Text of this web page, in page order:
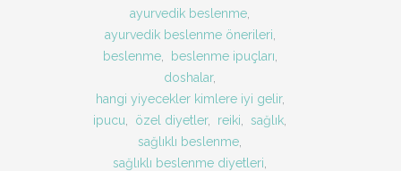
ayurvedik beslenme
ayurvedik beslenme önerileri
beslenme, beslenme ipuçları
doshalar,
hangi yiyecekler kimlere iyi gelir,
ipucu
özel diyetler, reiki sağlık
sağlıklı beslenme
sağlıklı beslenme diyetleri